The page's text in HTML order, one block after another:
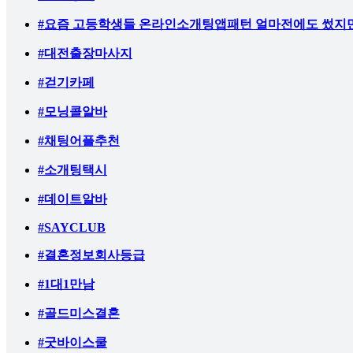
#요즘 고등학생들 온라인소개팅앱패턴 얼마전에도 썼지
#대전출장마사지
#걷기카페
#모닝콜알바
#채팅어플추천
#소개팅택시
#데이트알바
#SAYCLUB
#결혼정보회사등급
#1대1만남
#골드미스결혼
#굿바이스쿨